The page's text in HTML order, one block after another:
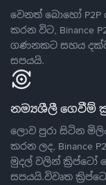
වෙනත් බොහෝ
කරන විට, Binance
ගණනකට සහය
සපයයි.
නම්‍යශීලී ගෙවීම්
ලොව පුරා සිටින
කරන ලද, Binance
මුදල් වලින් ක්‍රිප්ටෝ
සපයයි.විවෘත